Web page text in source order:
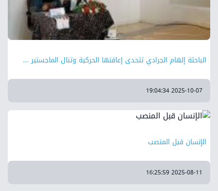
الباحثة إلهام الجرادي تتحدى إعاقتها الحركية وتنال الماجستير ...
2025-10-07 19:04:34
الإنسان قبل المنصب
2025-08-11 16:25:59